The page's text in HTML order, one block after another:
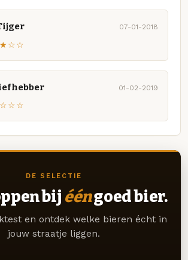
07-01-2018
01-02-2019
DE SELECTIE
bij ééngoed bier.
en ontdek welke bieren écht in
jouw straatje liggen.